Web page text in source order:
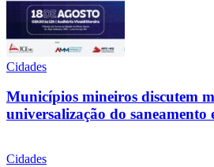
Cidades
Municípios mineiros discutem
universalização do saneamento
Cidades